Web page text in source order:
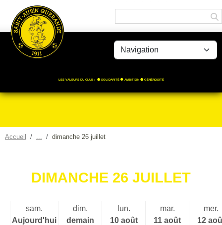
LES VALEURS DU CLUB : 🟡 SOLIDARITÉ ⚫️ AMBITION 🟡 GÉNÉROSITÉ
Accueil dimanche 26 juillet
DIMANCHE 26 JUILLET
sam.
Aujourd'hui
dim.
demain
lun.
10 août
mar.
11 août
mer.
12
Panneau de gestion des cookies